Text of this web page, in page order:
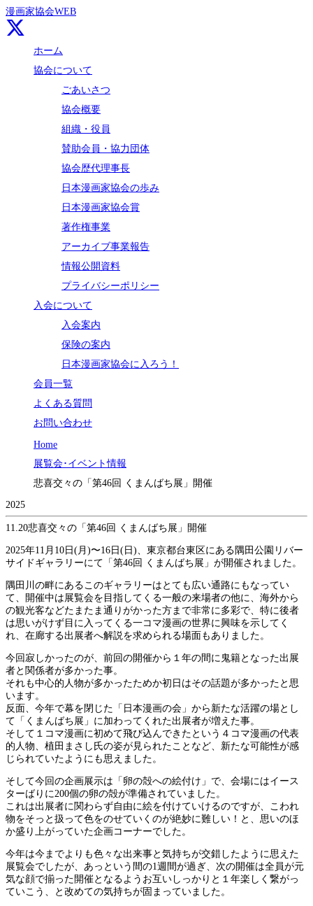
漫画家協会WEB
ホーム
協会について
ごあいさつ
協会概要
組織・役員
賛助会員・協力団体
協会歴代理事長
日本漫画家協会の歩み
日本漫画家協会賞
著作権事業
アーカイブ事業報告
情報公開資料
プライバシーポリシー
入会について
入会案内
保険の案内
日本漫画家協会に入ろう！
会員一覧
よくある質問
お問い合わせ
Home
展覧会･イベント情報
悲喜交々の「第46回 くまんばち展」開催
2025
11.20悲喜交々の「第46回 くまんばち展」開催
2025年11月10日(月)〜16日(日)、東京都台東区にある隅田公園リバー
サイドギャラリーにて「第46回 くまんばち展」が開催されました。
隅田川の畔にあるこのギャラリーはとても広い通路にもなってい
て、開催中は展覧会を目指してくる一般の来場者の他に、海外から
の観光客などたまたま通りがかった方まで非常に多彩で、特に後者
は思いがけず目に入ってくる一コマ漫画の世界に興味を示してく
れ、在廊する出展者へ解説を求められる場面もありました。
今回寂しかったのが、前回の開催から１年の間に鬼籍となった出展
者と関係者が多かった事。
それも中心的人物が多かったためか初日はその話題が多かったと思
います。
反面、今年で幕を閉じた「日本漫画の会」から新たな活躍の場とし
て「くまんばち展」に加わってくれた出展者が増えた事。
そして１コマ漫画に初めて飛び込んできたという４コマ漫画の代表
的人物、植田まさし氏の姿が見られたことなど、新たな可能性が感
じられていたようにも思えました。
そして今回の企画展示は「卵の殻への絵付け」で、会場にはイース
ターばりに200個の卵の殻が準備されていました。
これは出展者に関わらず自由に絵を付けていけるのですが、こわれ
物をそっと扱って色をのせていくのが絶妙に難しい！と、思いのほ
か盛り上がっていた企画コーナーでした。
今年は今までよりも色々な出来事と気持ちが交錯したように思えた
展覧会でしたが、あっという間の1週間が過ぎ、次の開催は全員が元
気な顔で揃った開催となるようお互いしっかりと１年楽しく繋がっ
ていこう、と改めての気持ちが固まっていました。